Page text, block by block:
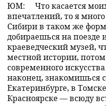
ЮМ:
Что касается
впечатлений, то я
Сибири в таком же
добираешься на поезде
краеведческий музей,
местной истории,
современного
наконец, знакомишься
Екатеринбурге, в
Красноярске — всюду